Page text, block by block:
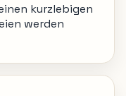
kurzlebigen
werden